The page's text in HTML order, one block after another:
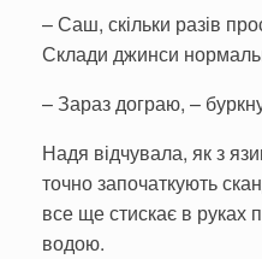
– Саш, скільки разів
Склади джинси
– Зараз дограю, –
Надя відчувала, як з
точно започаткують
все ще стискає в руках
водою.